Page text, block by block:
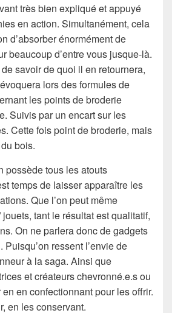
très bien expliqué et appuyé
en action. Simultanément, cela
d’absorber énormément de
beaucoup d’entre vous jusque-là.
savoir de quoi il en retournera,
lors des formules de
les points de broderie
Suivis par un encart sur les
Cette fois point de broderie, mais
bois.
possède tous les atouts
temps de laisser apparaître les
Que l’on peut même
tant le résultat est qualitatif,
On ne parlera donc de gadgets
Puisqu’on ressent l’envie de
à la saga. Ainsi que
et créateurs chevronné.e.s ou
en confectionnant pour les offrir.
en les conservant.